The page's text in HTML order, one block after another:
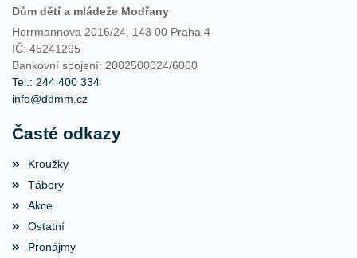
Dům dětí a mládeže Modřany
Herrmannova 2016/24, 143 00 Praha 4
IČ: 45241295
Bankovní spojení: 2002500024/6000
Tel.: 244 400 334
info@ddmm.cz
Časté odkazy
Kroužky
Tábory
Akce
Ostatní
Pronájmy